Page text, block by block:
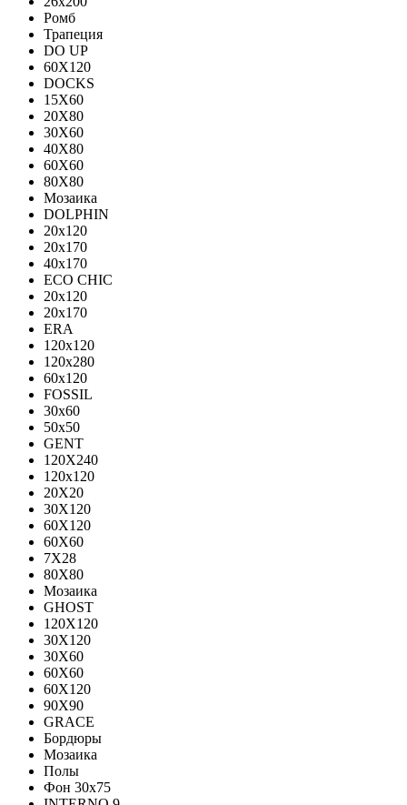
Ромб
Трапеция
DO UP
60X120
DOCKS
15X60
20X80
30X60
40X80
60X60
80X80
Мозаика
DOLPHIN
20x120
20x170
40x170
ECO CHIC
20х120
20х170
ERA
120x120
120x280
60x120
FOSSIL
30x60
50x50
GENT
120X240
120х120
20X20
30X120
60X120
60X60
7X28
80X80
Мозаика
GHOST
120X120
30X120
30X60
60X60
60Х120
90X90
GRACE
Бордюры
Мозаика
Полы
Фон 30х75